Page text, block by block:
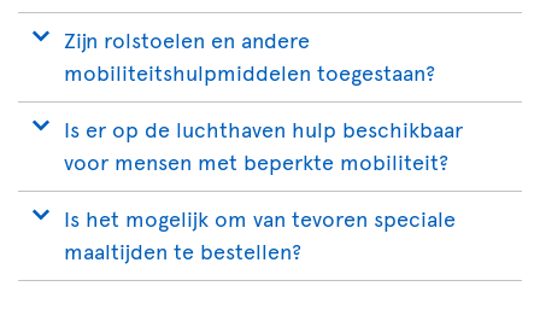
Zijn rolstoelen en andere
mobiliteitshulpmiddelen toegestaan?
Is er op de luchthaven hulp beschikbaar
voor mensen met beperkte mobiliteit?
Is het mogelijk om van tevoren speciale
maaltijden te bestellen?